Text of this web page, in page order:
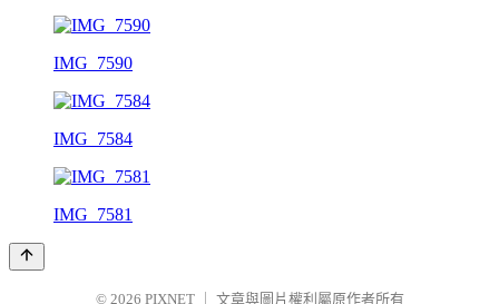
IMG_7590
IMG_7584
IMG_7581
© 2026 PIXNET 文章與圖片權利屬原作者所有